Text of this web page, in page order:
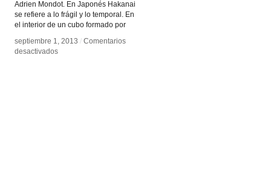
Adrien Mondot. En Japonés Hakanai
se refiere a lo frágil y lo temporal. En
el interior de un cubo formado por
septiembre 1, 2013 / Comentarios
desactivadosen
septiembre 1, 2013 / Comentarios
desactivadosen